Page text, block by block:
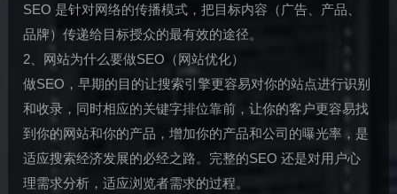
SEO 是针对网络的传播模式，把目标内容（广告、产品、
品牌）传递给目标授众的最有效的途径。
2、网站为什么要做SEO（网站优化）
做SEO，早期的目的让搜索引擎更容易对你的站点进行识别
和收录，同时相应的关键字排位靠前，让你的客户更容易找
到你的网站和你的产品，增加你的产品和公司的曝光率，是
适应搜索经济发展的必经之路。完整的SEO 还是对用户心
理需求分析，适应浏览者需求的过程。